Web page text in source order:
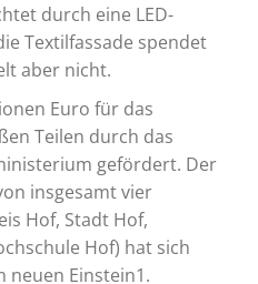
durch eine LED-
Textilfassade spendet
aber nicht.
Euro für das
Teilen durch das
gefördert. Der
insgesamt vier
Hof, Stadt Hof,
Hof) hat sich
neuen Einstein1.